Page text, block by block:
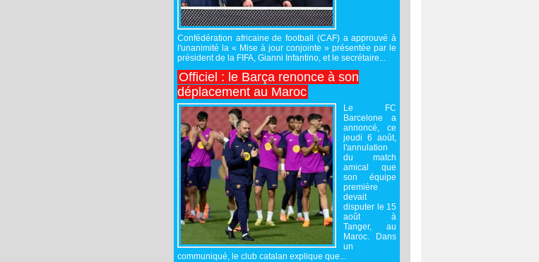
Confédération africaine de football (CAF) a approuvé à
l'unanimité la « Mise à jour conjointe » présentée par le
président de la FIFA, Gianni Infantino, et le secrétaire...
Officiel : le Barça renonce à son
déplacement au Maroc
Le FC
Barcelone a
annoncé, ce
jeudi 6 août,
l'annulation
du match
amical que
son équipe
première
devait
disputer le 15
août à
Tanger, au
Maroc. Dans
un
communiqué, le club catalan explique que...